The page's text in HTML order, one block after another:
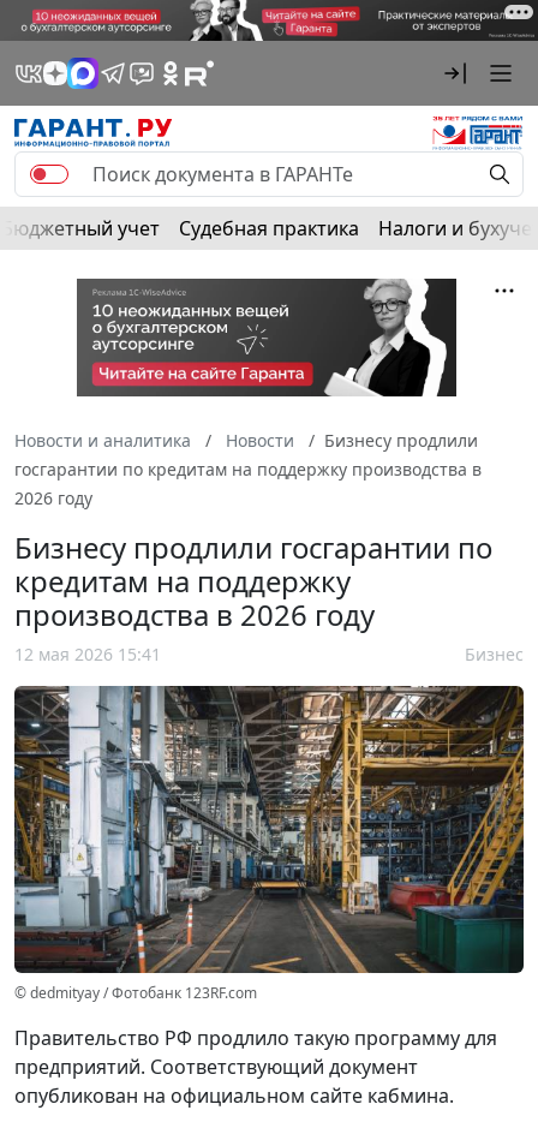
Бюджетный учет Судебная практика Налоги и
Новости и аналитика Новости
Бизнесу продлили
госгарантии по кредитам на поддержку производства в
2026 году
Бизнесу продлили госгарантии по
кредитам на поддержку
производства в 2026 году
12 мая 2026 15:41 Бизнес
© dedmityay / Фотобанк 123RF.com
Правительство РФ продлило такую программу для
предприятий. Соответствующий документ
опубликован на официальном сайте кабмина.